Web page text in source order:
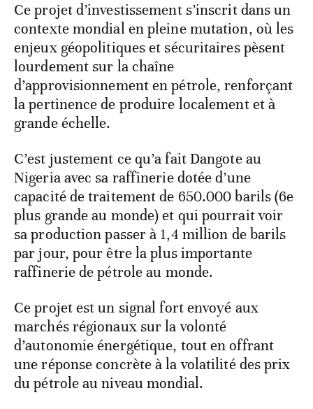
Ce projet d’investissement s’inscrit dans un
contexte mondial en pleine mutation, où les
enjeux géopolitiques et sécuritaires pèsent
lourdement sur la chaîne
d’approvisionnement en pétrole, renforçant
la pertinence de produire localement et à
grande échelle.
C’est justement ce qu’a fait Dangote au
Nigeria avec sa raffinerie dotée d’une
capacité de traitement de 650.000 barils (6e
plus grande au monde) et qui pourrait voir
sa production passer à 1,4 million de barils
par jour, pour être la plus importante
raffinerie de pétrole au monde.
Ce projet est un signal fort envoyé aux
marchés régionaux sur la volonté
d’autonomie énergétique, tout en offrant
une réponse concrète à la volatilité des prix
du pétrole au niveau mondial.